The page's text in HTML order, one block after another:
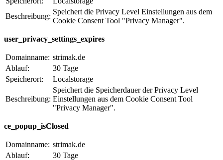
Beschreibung:
Speichert die Privacy Level Einstellungen aus dem
Cookie Consent Tool "Privacy Manager".
user_privacy_settings_expires
Domainname: strimak.de
Ablauf:
30 Tage
Speicherort:
Localstorage
Beschreibung:
Speichert die Speicherdauer der Privacy Level
Einstellungen aus dem Cookie Consent Tool
"Privacy Manager".
ce_popup_isClosed
Domainname: strimak.de
Ablauf:
30 Tage